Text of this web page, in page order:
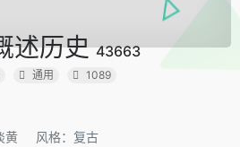
述历史43663
通用 1089
黄
风格：复古